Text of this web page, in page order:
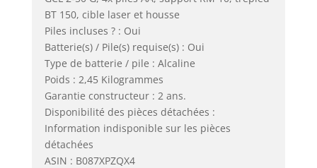
BT 150, cible laser et housse
Piles incluses ? : Oui
Batterie(s) / Pile(s) requise(s) : Oui
Type de batterie / pile : Alcaline
Poids : 2,45 Kilogrammes
Garantie constructeur : 2 ans.
Disponibilité des pièces détachées :
Information indisponible sur les pièces
détachées
ASIN : B087XPZQX4